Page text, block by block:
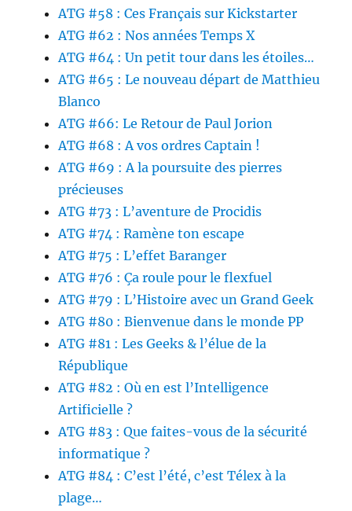
ATG #58 : Ces Français sur Kickstarter
ATG #62 : Nos années Temps X
ATG #64 : Un petit tour dans les étoiles…
ATG #65 : Le nouveau départ de Matthieu
Blanco
ATG #66: Le Retour de Paul Jorion
ATG #68 : A vos ordres Captain !
ATG #69 : A la poursuite des pierres
précieuses
ATG #73 : L’aventure de Procidis
ATG #74 : Ramène ton escape
ATG #75 : L’effet Baranger
ATG #76 : Ça roule pour le flexfuel
ATG #79 : L’Histoire avec un Grand Geek
ATG #80 : Bienvenue dans le monde PP
ATG #81 : Les Geeks & l’élue de la
République
ATG #82 : Où en est l’Intelligence
Artificielle ?
ATG #83 : Que faites-vous de la sécurité
informatique ?
ATG #84 : C’est l’été, c’est Télex à la
plage…